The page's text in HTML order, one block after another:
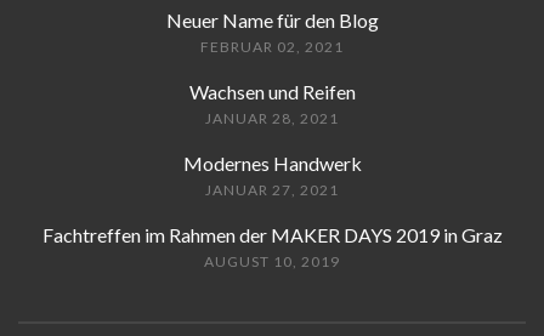
Neuer Name für den Blog
FEBRUAR 02, 2021
Wachsen und Reifen
JANUAR 28, 2021
Modernes Handwerk
JANUAR 27, 2021
Fachtreffen im Rahmen der MAKER DAYS 2019 in Graz
AUGUST 10, 2019